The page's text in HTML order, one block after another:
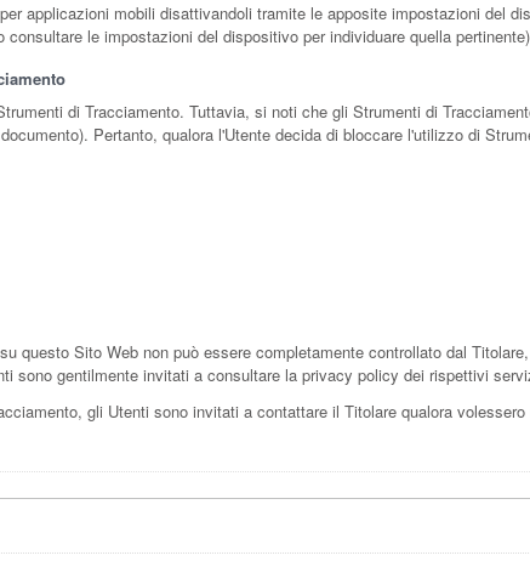
applicazioni mobili disattivandoli tramite le apposite impostazioni del
le impostazioni del dispositivo per individuare quella
di Tracciamento. Tuttavia, si noti che gli Strumenti di
Pertanto, qualora l'Utente decida di bloccare l'utilizzo di
questo Sito Web non può essere completamente controllato dal
sono gentilmente invitati a consultare la privacy policy dei rispettivi
gli Utenti sono invitati a contattare il Titolare qualora